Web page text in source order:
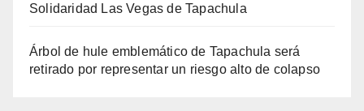
Solidaridad Las Vegas de Tapachula
Árbol de hule emblemático de Tapachula será
retirado por representar un riesgo alto de colapso